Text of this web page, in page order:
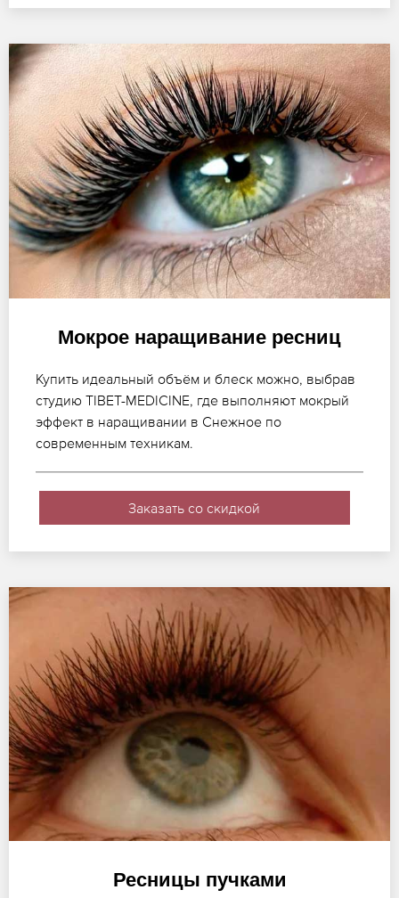
Мокрое наращивание ресниц
Купить идеальный объём и блеск можно, выбрав
студию TIBET-MEDICINE, где выполняют мокрый
эффект в наращивании в Снежное по
современным техникам.
Заказать со скидкой
Ресницы пучками